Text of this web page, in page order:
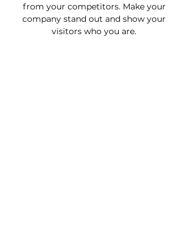
from your competitors. Make your
company stand out and show your
visitors who you are.